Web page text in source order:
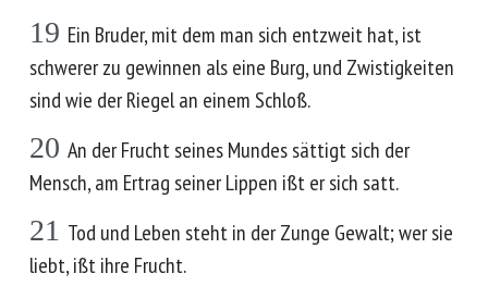
19 Ein Bruder, mit dem man sich entzweit hat, ist
schwerer zu gewinnen als eine Burg, und Zwistigkeiten
sind wie der Riegel an einem Schloß.
20 An der Frucht seines Mundes sättigt sich der
Mensch, am Ertrag seiner Lippen ißt er sich satt.
21 Tod und Leben steht in der Zunge Gewalt; wer sie
liebt, ißt ihre Frucht.